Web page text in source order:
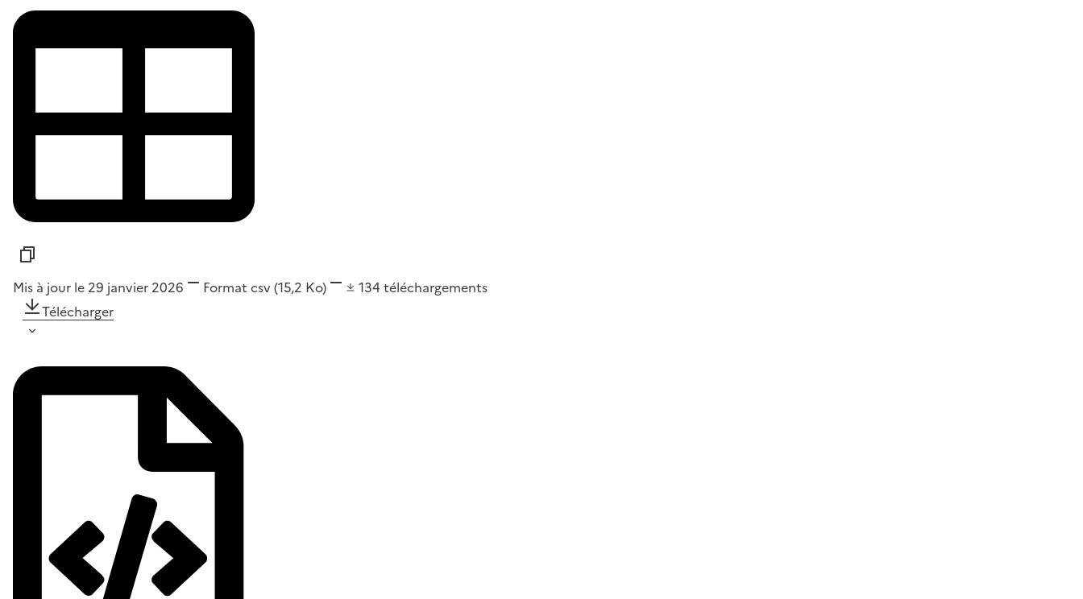
Mis à jour le 29 janvier 2026 Format csv(15,2 Ko) 134 téléchargements
Télécharger